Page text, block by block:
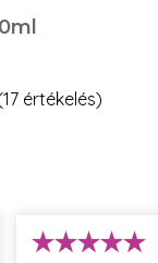
értékelés)